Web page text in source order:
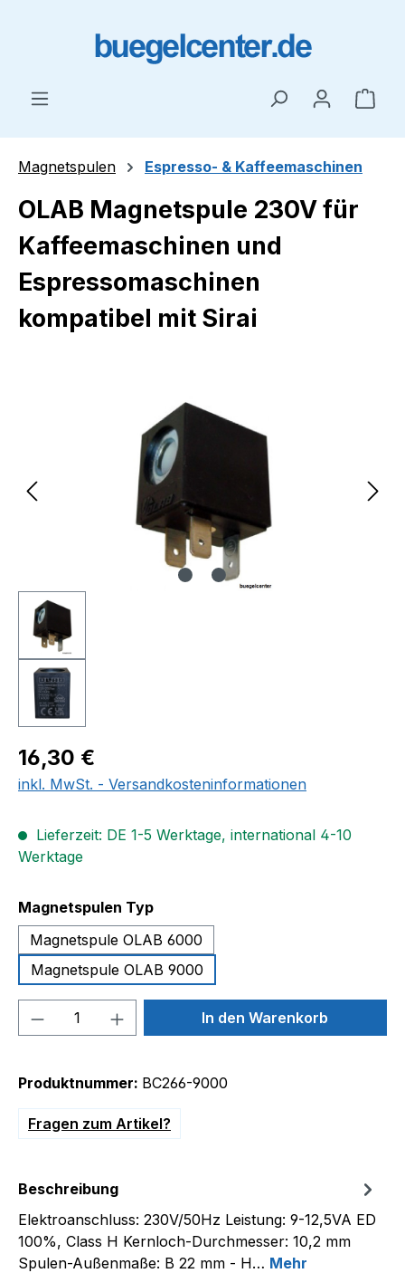
Magnetspulen Espresso- & Kaffeemaschinen
OLAB Magnetspule 230V für
Kaffeemaschinen und
Espressomaschinen
kompatibel mit Sirai
Bildergalerie überspringen
Regulärer Preis:
16,30 €
inkl. MwSt. - Versandkosteninformationen
Lieferzeit: DE 1-5 Werktage, international 4-10
Werktage
Magnetspulen Typauswählen
Magnetspule OLAB 6000
Magnetspule OLAB 9000
Produkt Anzahl: Gib denIn den Warenkorb
Produktnummer: BC266-9000
Fragen zum Artikel?
Beschreibung
Elektroanschluss: 230V/50Hz Leistung: 9-12,5VA ED
100%, Class H Kernloch-Durchmesser: 10,2 mm
Spulen-Außenmaße: B 22 mm - H… Mehr